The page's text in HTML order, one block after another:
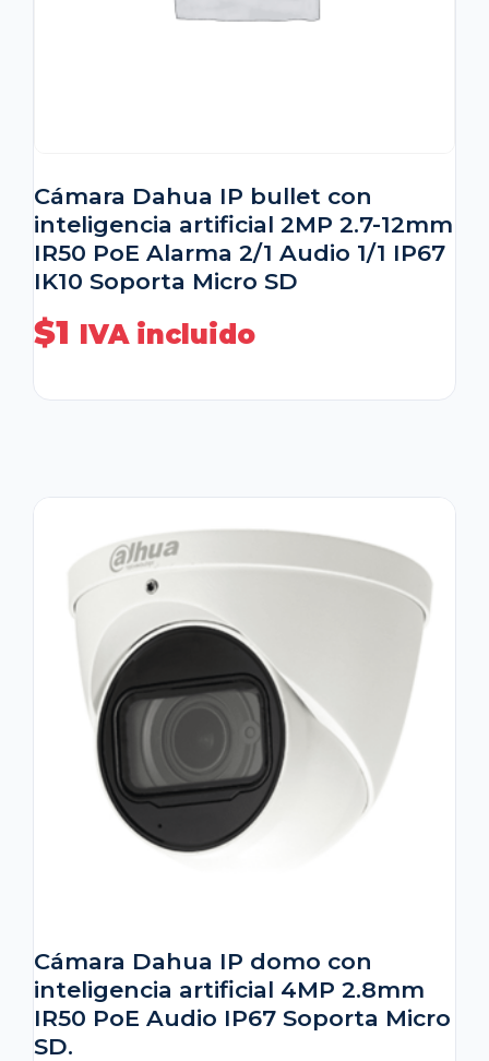
Cámara Dahua IP bullet con
inteligencia artificial 2MP 2.7-12mm
IR50 PoE Alarma 2/1 Audio 1/1 IP67
IK10 Soporta Micro SD
$1 IVA incluido
Cámara Dahua IP domo con
inteligencia artificial 4MP 2.8mm
IR50 PoE Audio IP67 Soporta Micro
SD.